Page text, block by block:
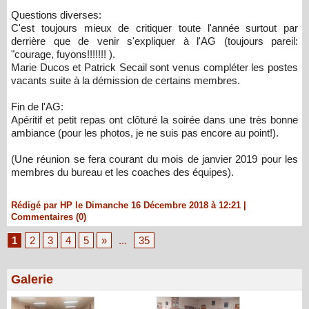
Questions diverses:
C'est toujours mieux de critiquer toute l'année surtout par
derrière que de venir s'expliquer à l'AG (toujours pareil:
"courage, fuyons!!!!!!! ).
Marie Ducos et Patrick Secail sont venus compléter les postes
vacants suite à la démission de certains membres.
Fin de l'AG:
Apéritif et petit repas ont clôturé la soirée dans une très bonne
ambiance (pour les photos, je ne suis pas encore au point!).
(Une réunion se fera courant du mois de janvier 2019 pour les
membres du bureau et les coaches des équipes).
Rédigé par HP le Dimanche 16 Décembre 2018 à 12:21
Commentaires (0)
1 2 3 4 5 » ... 35
Galerie